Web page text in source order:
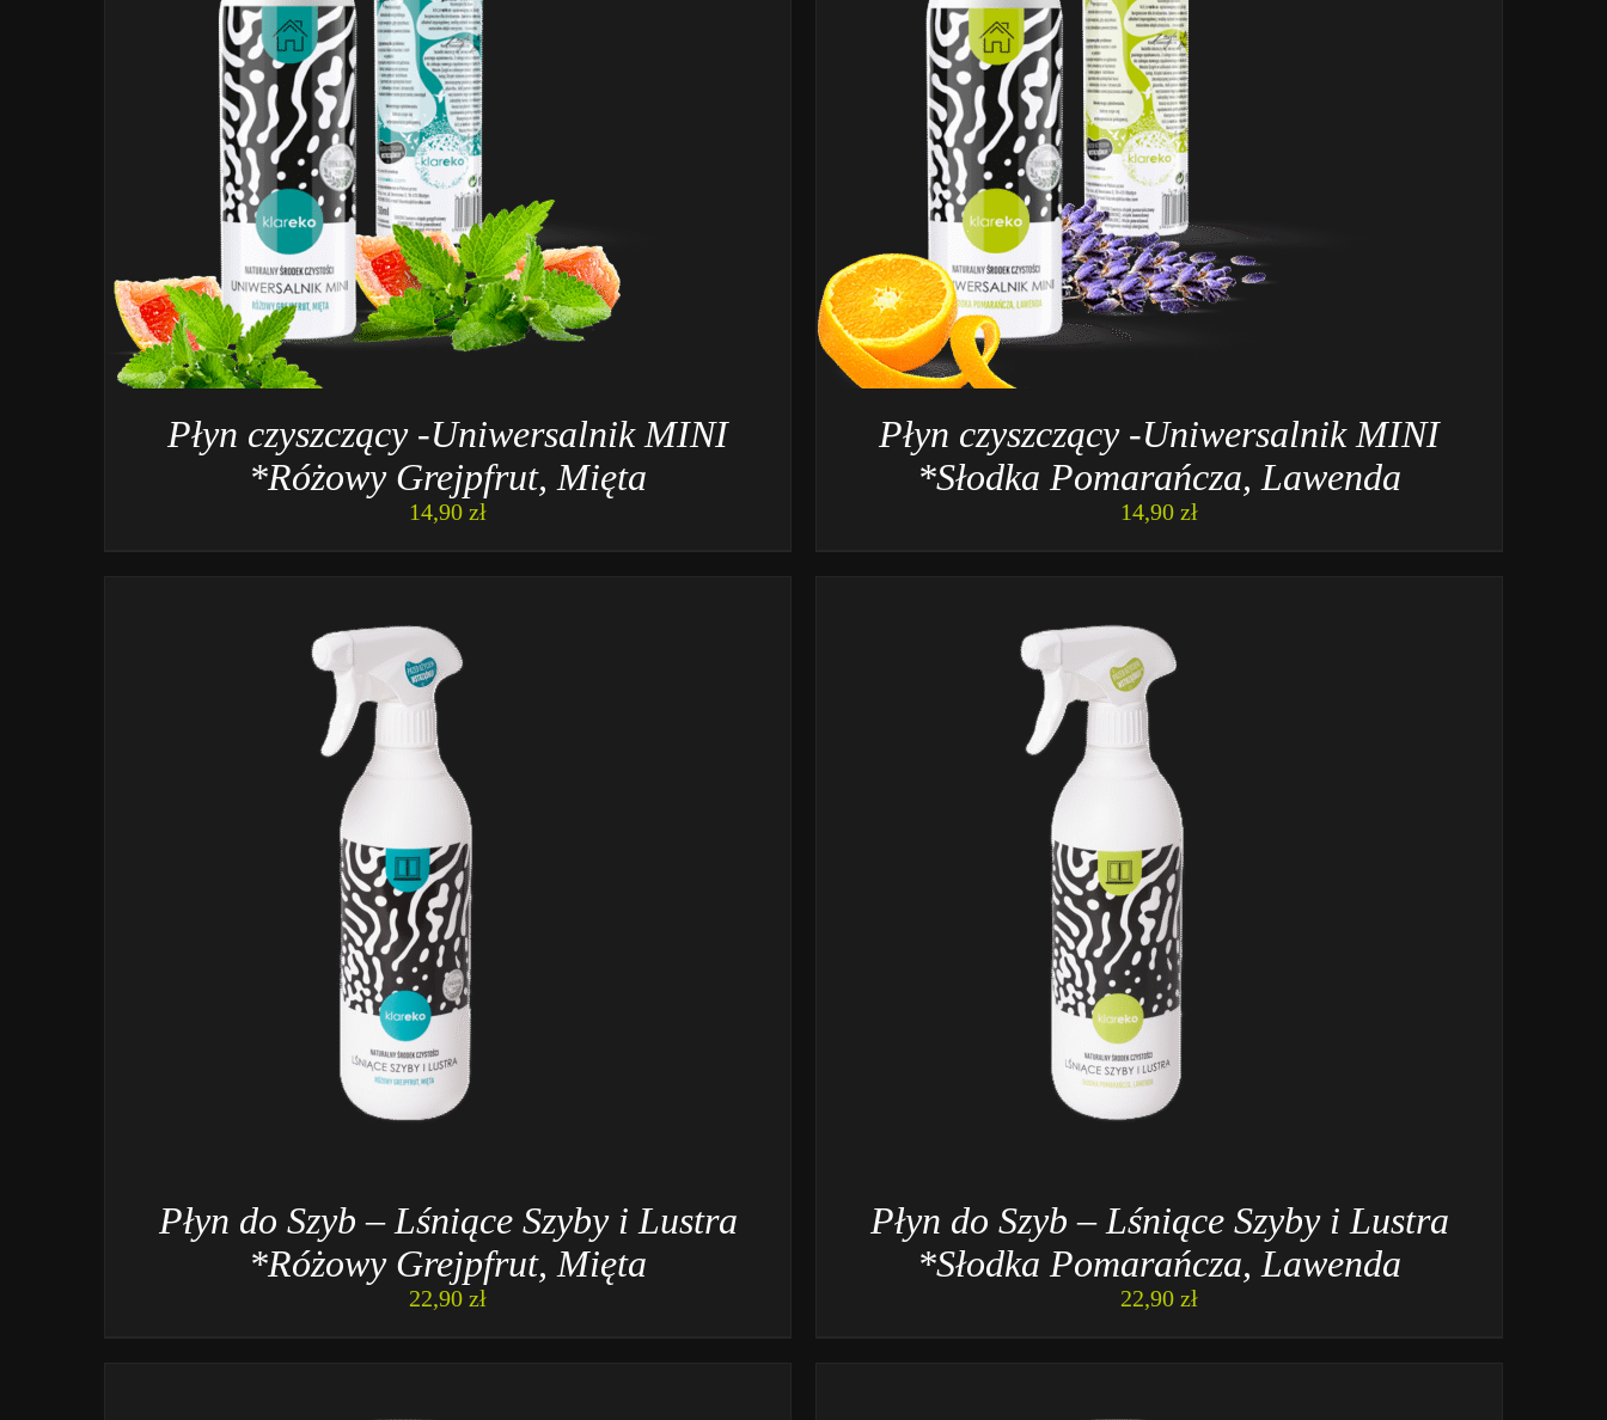
Płyn czyszczący -Uniwersalnik MINI
*Różowy Grejpfrut, Mięta
14,90 zł
Płyn czyszczący -Uniwersalnik MINI
*Słodka Pomarańcza, Lawenda
14,90 zł
Płyn do Szyb – Lśniące Szyby i Lustra
*Różowy Grejpfrut, Mięta
22,90 zł
Płyn do Szyb – Lśniące Szyby i Lustra
*Słodka Pomarańcza, Lawenda
22,90 zł